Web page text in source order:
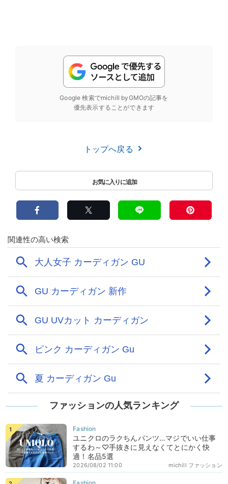
Google 検索でmichill byGMOの記事を
優先表示することができます
トップへ戻る
ファッションの人気ランキング
ユニクロのラクちんパンツ…マジでいい仕事
するわ～♡手抜きに見えなくてとにかく快
適！名品5選
michill ファッション
2026/08/02 11:00